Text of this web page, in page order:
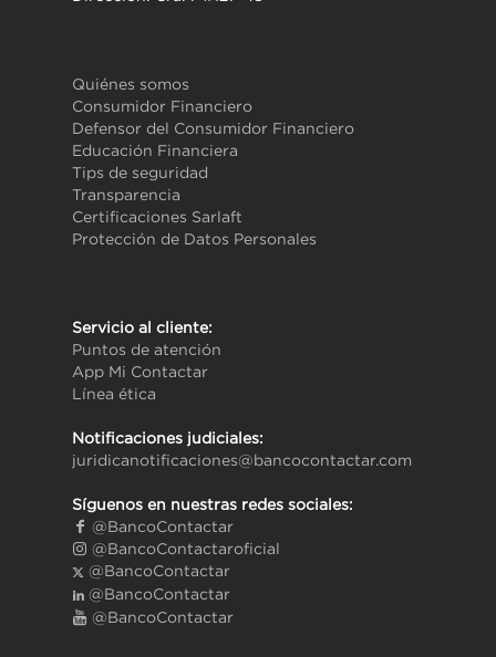
Quiénes somos
Consumidor Financiero
Defensor del Consumidor Financiero
Educación Financiera
Tips de seguridad
Transparencia
Certificaciones Sarlaft
Protección de Datos Personales
Servicio al cliente:
Puntos de atención
App Mi Contactar
Línea ética
Notificaciones judiciales:
juridicanotificaciones@bancocontactar.com
Síguenos en nuestras redes sociales:
@BancoContactar
@BancoContactaroficial
@BancoContactar
@BancoContactar
@BancoContactar